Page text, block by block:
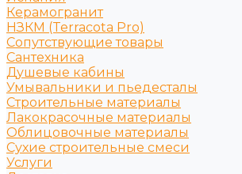
Керамогранит
НЗКМ (Terracota Pro)
Сопутствующие товары
Сантехника
Душевые кабины
Умывальники и пьедесталы
Строительные материалы
Лакокрасочные материалы
Облицовочные материалы
Сухие строительные смеси
Услуги